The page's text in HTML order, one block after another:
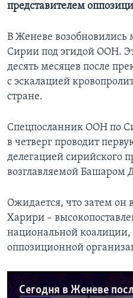
представителем
В Женеве
Сирии под эгидой ООН.
десять месяцев после
с эскалацией
стране.
Спецпосланник ООН по
в четверг проводит
делегацией сирийского
возглавляемой Башаром
Ожидается, что затем он
Харири –
национальной
оппозиционной